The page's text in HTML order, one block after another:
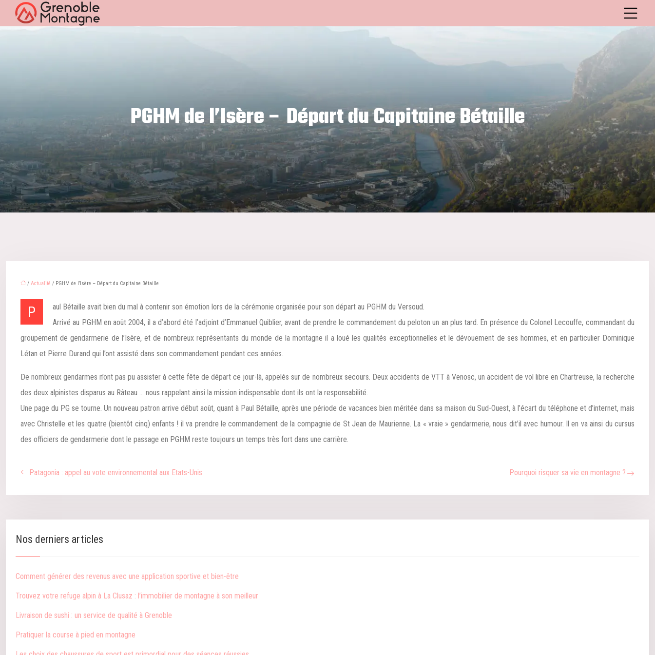
PGHM de l’Isère – Départ du Capitaine Bétaille
/ Actualité / PGHM de l’Isère – Départ du Capitaine Bétaille
Paul Bétaille avait bien du mal à contenir son émotion lors de la cérémonie organisée pour son départ au PGHM du Versoud.
Arrivé au PGHM en août 2004, il a d’abord été l’adjoint d’Emmanuel Quiblier, avant de prendre le commandement du peloton un an plus tard. En présence du Colonel Lecouffe, commandant du
groupement de gendarmerie de l’Isère, et de nombreux représentants du monde de la montagne il a loué les qualités exceptionnelles et le dévouement de ses hommes, et en particulier Dominique
Létan et Pierre Durand qui l’ont assisté dans son commandement pendant ces années.
De nombreux gendarmes n’ont pas pu assister à cette fête de départ ce jour-là, appelés sur de nombreux secours. Deux accidents de VTT à Venosc, un accident de vol libre en Chartreuse, la recherche
des deux alpinistes disparus au Râteau … nous rappelant ainsi la mission indispensable dont ils ont la responsabilité.
Une page du PG se tourne. Un nouveau patron arrive début août, quant à Paul Bétaille, après une période de vacances bien méritée dans sa maison du Sud-Ouest, à l’écart du téléphone et d’internet, mais
avec Christelle et les quatre (bientôt cinq) enfants ! il va prendre le commandement de la compagnie de St Jean de Maurienne. La « vraie » gendarmerie, nous dit’il avec humour. Il en va ainsi du cursus
des officiers de gendarmerie dont le passage en PGHM reste toujours un temps très fort dans une carrière.
Patagonia : appel au vote environnemental aux Etats-Unis Pourquoi risquer sa vie en montagne ?
Nos derniers articles
Comment générer des revenus avec une application sportive et bien-être
Trouvez votre refuge alpin à La Clusaz : l’immobilier de montagne à son meilleur
Livraison de sushi : un service de qualité à Grenoble
Pratiquer la course à pied en montagne